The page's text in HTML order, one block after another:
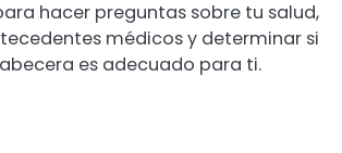
hacer preguntas sobre tu salud,
médicos y determinar si
es adecuado para ti.